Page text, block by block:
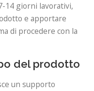
14 giorni lavorativi,
e apportare
di procedere con la
del prodotto
un supporto